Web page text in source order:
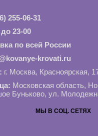
255-06-31
23-00
по всей России
krovati.ru
г. Москва, Красноярская,
Московская область,
Буньково, ул.
МЫ В СОЦ. СЕТЯХ